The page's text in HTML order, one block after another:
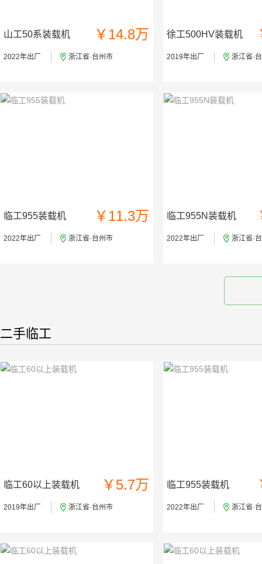
山工50系装载机 ￥14.8万
2022年出厂 浙江省·台州市
徐工500HV装载机
2019年出厂 浙江省·
临工955装载机 ￥11.3万
2022年出厂 浙江省·台州市
临工955N装载机
2022年出厂 浙江省·
二手临工
临工60以上装载机 ￥5.7万
2019年出厂 浙江省·台州市
临工955装载机
2022年出厂 浙江省·